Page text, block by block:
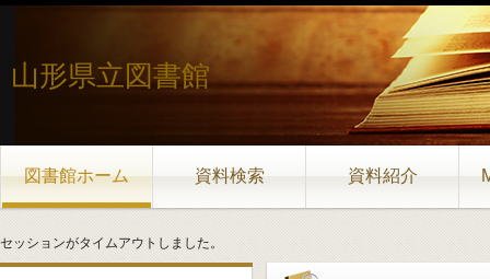
山形県立図書館
図書館ホーム 資料検索 資料紹介
セッションがタイムアウトしました。